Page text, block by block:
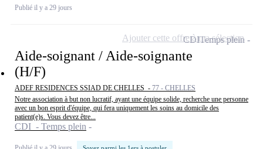
Publié il y a 29 jours
Aide-soignant / Aide-soignante
(H/F)
ADEF RESIDENCES SSIAD DE CHELLES - 77 - CHELLES
Notre association à but non lucratif, ayant une équipe solide, recherche une personne
avec un bon esprit d'équipe, qui fera uniquement les soins au domicile des
patient(e)s. Vous devez être...
CDI - Temps plein
Soyez parmi les 1ers à postuler
CDITemps plein
Ajouter cette offre à ma sélection